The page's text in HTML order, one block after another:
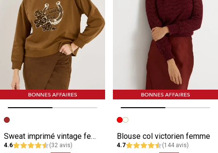
Image précédente
Image suivante
Sweat imprimé vintage femme
4.6 (32 avis)
Image précédente
Image suivante
Blouse col victorien femme
4.7 (144 avis)